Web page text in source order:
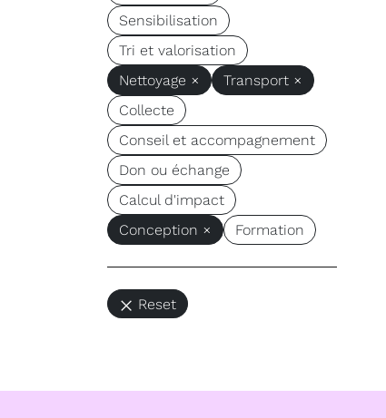
Sensibilisation
Tri et valorisation
Nettoyage ×
Transport ×
Collecte
Conseil et accompagnement
Don ou échange
Calcul d'impact
Conception ×
Formation
Reset